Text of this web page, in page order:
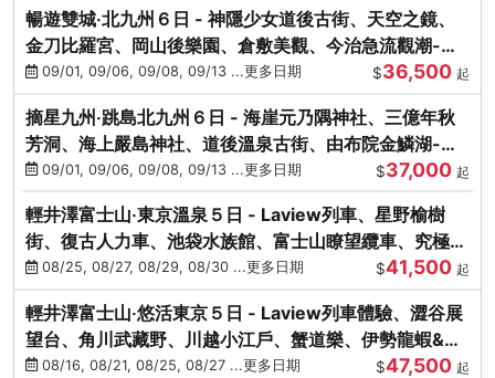
暢遊雙城‧北九州６日 - 神隱少女道後古街、天空之鏡、
金刀比羅宮、岡山後樂園、倉敷美觀、今治急流觀潮-台
中出發
09/01, 09/06, 09/08, 09/13 ...更多日期 $36,500 起
摘星九州‧跳島北九州６日 - 海崖元乃隅神社、三億年秋
芳洞、海上嚴島神社、道後溫泉古街、由布院金鱗湖-台
中出發
09/01, 09/06, 09/08, 09/13 ...更多日期 $37,000 起
輕井澤富士山‧東京溫泉５日 - Laview列車、星野榆樹
街、復古人力車、池袋水族館、富士山瞭望纜車、究極海
鮮食放題
08/25, 08/27, 08/29, 08/30 ...更多日期 $41,500 起
輕井澤富士山‧悠活東京５日 - Laview列車體驗、澀谷展
望台、角川武藏野、川越小江戶、蟹道樂、伊勢龍蝦&海
膽生魚片
08/16, 08/21, 08/25, 08/27 ...更多日期 $47,500 起